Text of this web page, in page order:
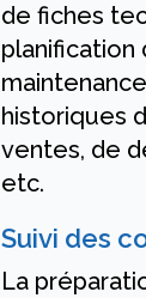
de fiches
planification
historiques
ventes, de
etc.
Suivi des
La